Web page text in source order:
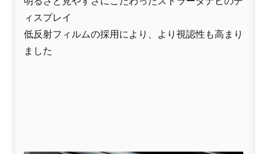
ィスプレイ
低反射フィルムの採用により、より視認性も高まり
ました